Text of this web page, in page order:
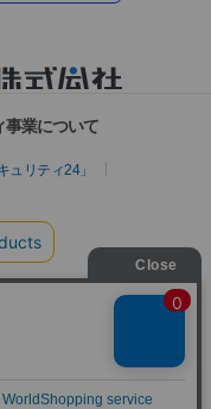
事業について
リティ24」
エラエ）